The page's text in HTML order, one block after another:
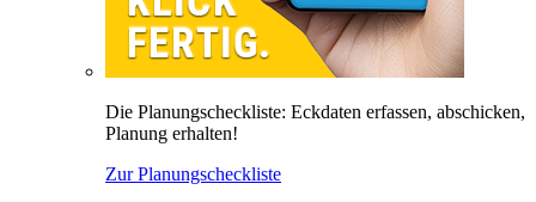
Die Planungscheckliste: Eckdaten erfassen, abschicken,
Planung erhalten!
Zur Planungscheckliste